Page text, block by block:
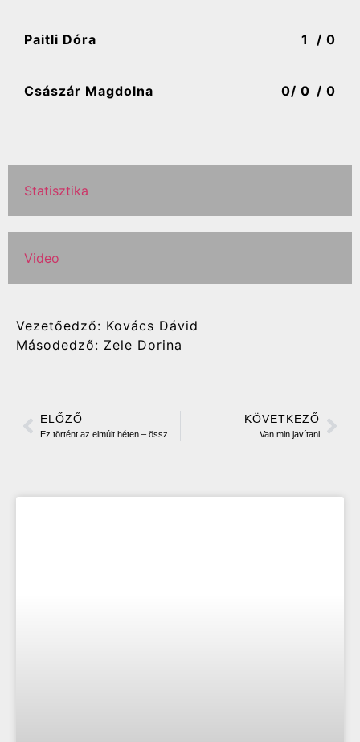
Paitli Dóra 1 / 0
Császár Magdolna 0/ 0 / 0
Statisztika
Video
Vezetőedző: Kovács Dávid
Másodedző: Zele Dorina
ELŐZŐ KÖVETKEZŐ
Van min javítani